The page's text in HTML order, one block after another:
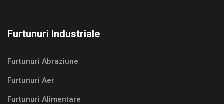
Furtunuri Industriale
Furtunuri Abraziune
Furtunuri Aer
Furtunuri Alimentare